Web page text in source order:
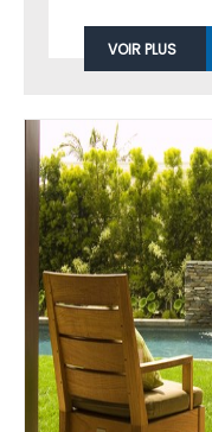
VOIR PLUS